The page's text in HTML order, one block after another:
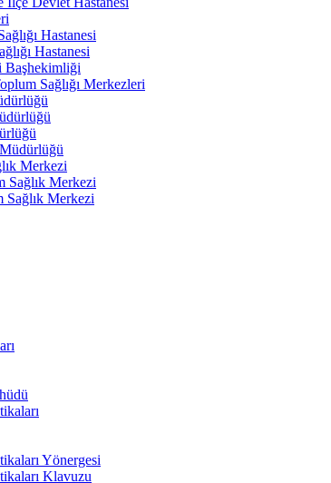
Hastanesi
Hastanesi
Başhekimliği
Sağlığı Merkezleri
Merkezi
Sağlık Merkezi
Merkezi
Yönergesi
Klavuzu